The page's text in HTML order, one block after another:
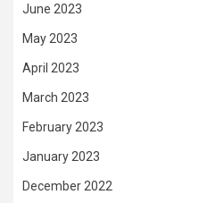
June 2023
May 2023
April 2023
March 2023
February 2023
January 2023
December 2022